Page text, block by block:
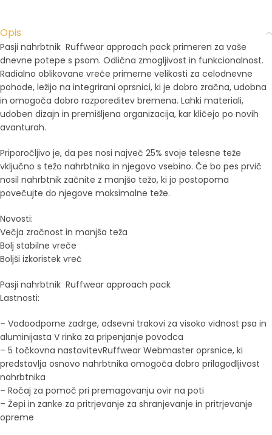
Opis
Pasji nahrbtnik Ruffwear approach pack primeren za vaše
dnevne potepe s psom. Odlična zmogljivost in funkcionalnost.
Radialno oblikovane vreče primerne velikosti za celodnevne
pohode, ležijo na integrirani oprsnici, ki je dobro zračna, udobna
in omogoča dobro razporeditev bremena. Lahki materiali,
udoben dizajn in premišljena organizacija, kar kličejo po novih
avanturah.
Priporočljivo je, da pes nosi največ 25% svoje telesne teže
vključno s težo nahrbtnika in njegovo vsebino. Če bo pes prvič
nosil nahrbtnik začnite z manjšo težo, ki jo postopoma
povečujte do njegove maksimalne teže.
Novosti:
Večja zračnost in manjša teža
Bolj stabilne vreče
Boljši izkoristek vreč
Pasji nahrbtnik Ruffwear approach pack
Lastnosti:
– Vodoodporne zadrge, odsevni trakovi za visoko vidnost psa in
aluminijasta V rinka za pripenjanje povodca
– 5 točkovna nastavitevRuffwear Webmaster oprsnice, ki
predstavlja osnovo nahrbtnika omogoča dobro prilagodljivost
nahrbtnika
– Ročaj za pomoč pri premagovanju ovir na poti
– Žepi in zanke za pritrjevanje za shranjevanje in pritrjevanje
opreme